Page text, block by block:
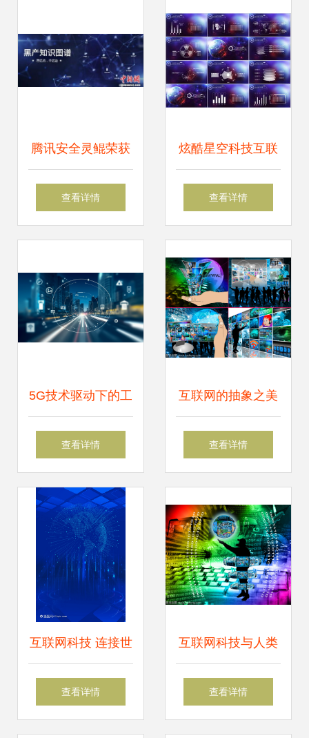
腾讯安全灵鲲荣获
世界互联网大会领
查看详情
炫酷星空科技互联
网商务动态PPT模
查看详情
5G技术驱动下的工
业智能系统结构
查看详情
互联网的抽象之美
科技背后的逻辑与
查看详情
互联网科技 连接世
界的数字化引擎
查看详情
互联网科技与人类
共生与前瞻
查看详情